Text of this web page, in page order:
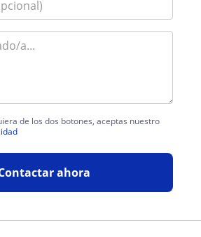
de los dos botones, aceptas nuestro
ahora